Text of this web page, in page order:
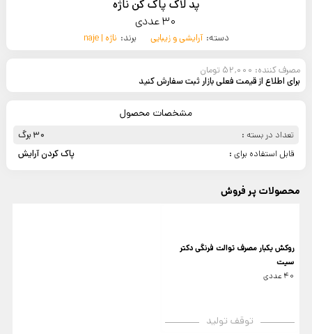
پد لاک پاک کن ناژه
30 عددی
دسته: آرایشی و زیبایی برند: ناژه | naje
مصرف کننده: 52,000 تومان
برای اطلاع از قیمت فعلی بازار ثبت سفارش کنید
مشخصات محصول
تعداد در بسته :
30 برگ
قابل استفاده برای :
پاک کردن آرایش
محصولات پر فروش
روکش یکبار مصرف توالت فرنگی دکتر
سیت
40 عددی
توقف تولید